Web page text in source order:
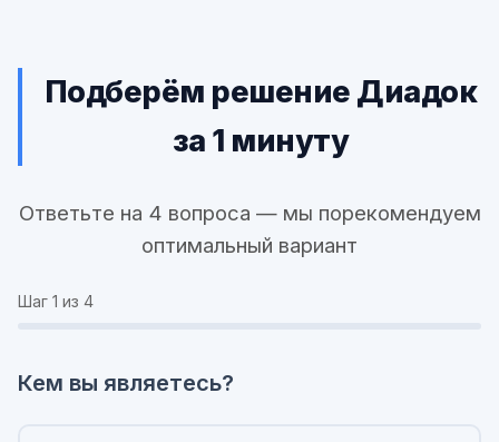
Подберём решение Диадок
за 1 минуту
Ответьте на 4 вопроса — мы порекомендуем
оптимальный вариант
Шаг 1 из 4
Кем вы являетесь?